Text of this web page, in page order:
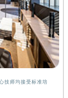
技师均接受标准培